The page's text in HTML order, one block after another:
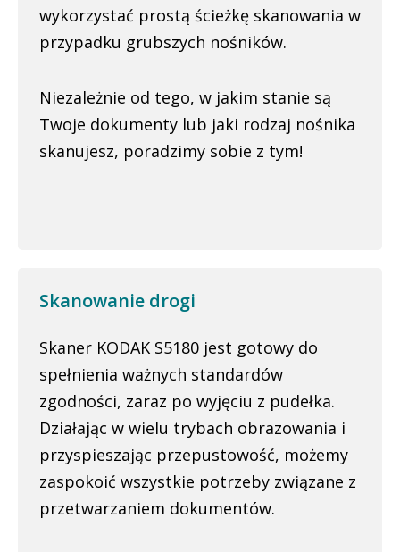
wykorzystać prostą ścieżkę skanowania w
przypadku grubszych nośników.
Niezależnie od tego, w jakim stanie są
Twoje dokumenty lub jaki rodzaj nośnika
skanujesz, poradzimy sobie z tym!
Skanowanie drogi
Skaner KODAK S5180 jest gotowy do
spełnienia ważnych standardów
zgodności, zaraz po wyjęciu z pudełka.
Działając w wielu trybach obrazowania i
przyspieszając przepustowość, możemy
zaspokoić wszystkie potrzeby związane z
przetwarzaniem dokumentów.